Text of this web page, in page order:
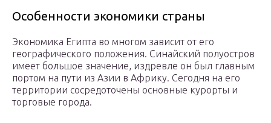
Особенности экономики страны
Экономика Египта во многом зависит от его
географического положения. Синайский полуостров
имеет большое значение, издревле он был главным
портом на пути из Азии в Африку. Сегодня на его
территории сосредоточены основные курорты и
торговые города.